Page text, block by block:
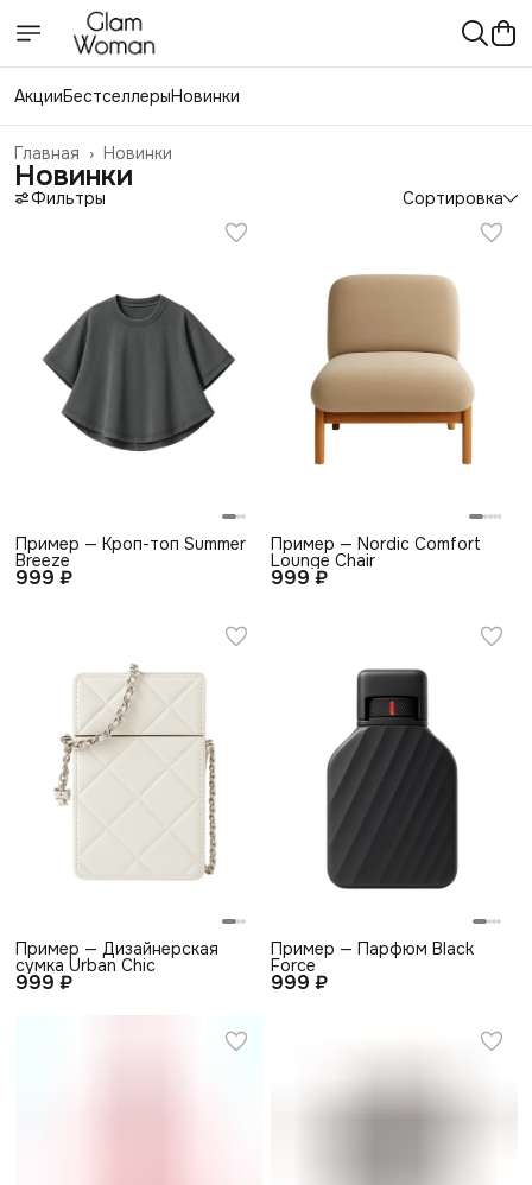
АкцииБестселлерыНовинки
Новинки
Главная ›
Новинки
Фильтры Сортировка
999 ₽
Пример — Кроп-топ Summer
Breeze
999 ₽
Пример — Nordic Comfort
Lounge Chair
999 ₽
Пример — Дизайнерская
сумка Urban Chic
999 ₽
Пример — Парфюм Black
Force